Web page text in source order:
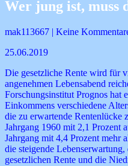
Wer jung ist, muss
mak113667 | Keine
25.06.2019
Die gesetzliche Rente wird für
angenehmen Lebensabend
Forschungsinstitut Prognos hat
Einkommens verschiedene
die zu erwartende Rentenlücke
Jahrgang 1960 mit 2,1 Prozent
Jahrgang mit 4,4 Prozent mehr
die steigende
gesetzlichen Rente und die